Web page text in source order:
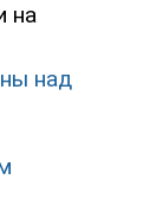
на
над